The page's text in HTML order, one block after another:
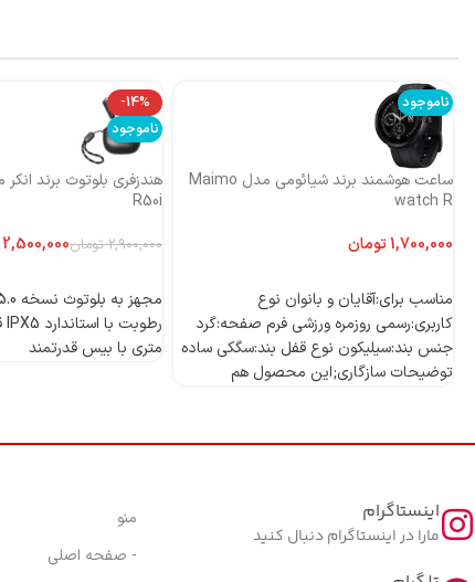
ناموجود
ساعت هوشمند برند شیائومی مدل Maimo
watch R
تومان
مناسب برای:آقایان و بانوان نوع
کاربری:رسمی روزمره ورزشی فرم صفحه:گرد
جنس بند:سیلیکون نوع قفل بند:سگکی ساده
توضیحات سازگاری;این محصول هم
-14%
ناموجود
R50i
2,900,000 تومان2,500,000
متری با بیس قدرتمند
اینستاگرام
مارا در اینستاگرام دنبال کنید
منو
- صفحه اصلی